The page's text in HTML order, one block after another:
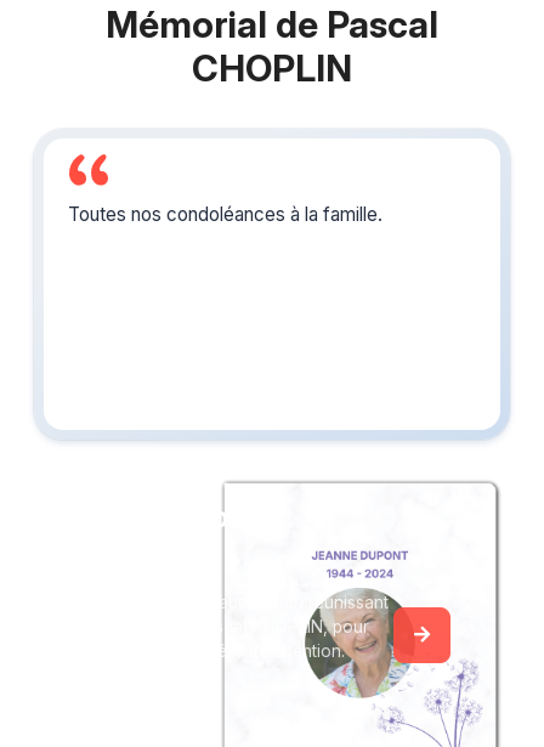
Mémorial de Pascal
CHOPLIN
Toutes nos condoléances à la famille.
Créez un album
Créez un album collaboratif en réunissant
les hommages à Pascal CHOPLIN, pour
vous ou pour une délicate attention.